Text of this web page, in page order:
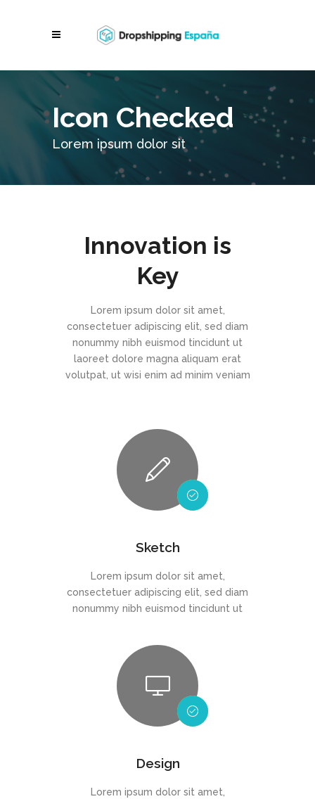
Icon Checked
Lorem ipsum dolor sit
Innovation is
Key
Lorem ipsum dolor sit amet,
consectetuer adipiscing elit, sed diam
nonummy nibh euismod tincidunt ut
laoreet dolore magna aliquam erat
volutpat, ut wisi enim ad minim veniam
Sketch
Lorem ipsum dolor sit amet,
consectetuer adipiscing elit, sed diam
nonummy nibh euismod tincidunt ut
Design
Lorem ipsum dolor sit amet,